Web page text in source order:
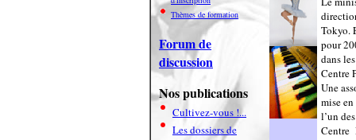
Thèmes de formation
Forum de
discussion
Nos publications
Cultivez-vous !...
Les dossiers de
Tokyo.
pour
dans
Centre
Une
mise
l’un
Centre